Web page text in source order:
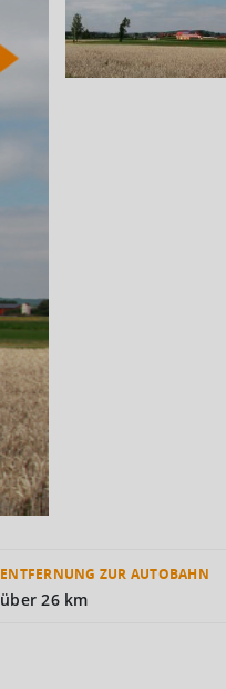
ENTFERNUNG ZUR AUTOBAHN
über 26 km